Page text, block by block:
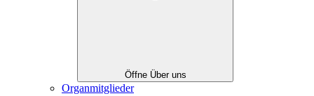
Öffne Über uns
Organmitglieder